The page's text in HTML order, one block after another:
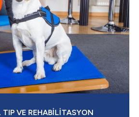
TIP VE REHABİLİTASYON